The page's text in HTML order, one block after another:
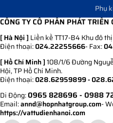
Phụ
CÔNG TY CỔ PHẦN PHÁT
[ Hà Nội ] Liền kề TT17-B4 Khu đô
Điện thoại:024.22255666- Fax:
[ Hồ Chí Minh ]108/1/6 Đường
Hội, TP Hồ Chí Minh.
Điện thoại:028.62959899 -
Di Động:0965 828696 - 0988
Email:annd@hopnhatgroup.com-
https://vattudienhanoi.com